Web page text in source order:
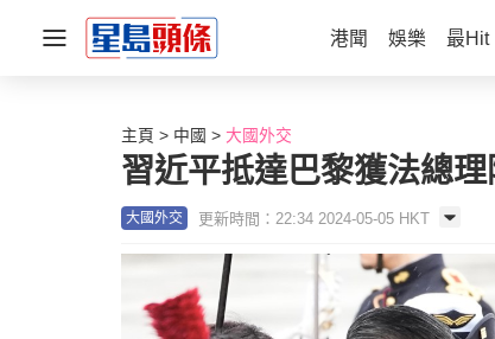
港聞 娛樂 最Hit
主頁 中國 大國外交
習近平抵達巴黎獲法總
大國外交 更新時間：22:34 2024-05-05 HKT